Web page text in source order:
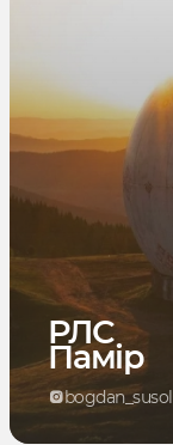
РЛС
Памір
bogdan_susol